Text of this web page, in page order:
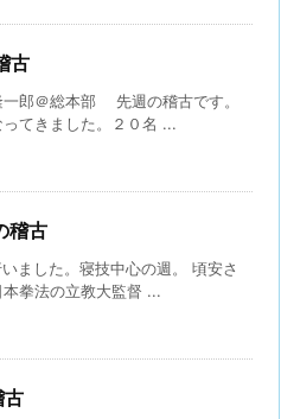
古
一郎＠総本部 先週の稽古です。
てきました。２０名 ...
稽古
ました。寝技中心の週。 頃安さ
拳法の立教大監督 ...